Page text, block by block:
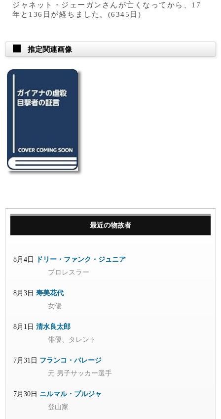
ジャネット・ジェーガンさんが亡くなってから、17
年と136日が経ちました。(6345日)
推定関連画像
最近の物故者
8月4日
ドリー・ファンク・ジュニア
プロレスラー
8月3日 寿美花代
女優
8月1日 清水良太郎
俳優、タレント
7月31日 フランコ・バレージ
元 男子サッカー選手
7月30日 ニルマル・プルジャ
登山家